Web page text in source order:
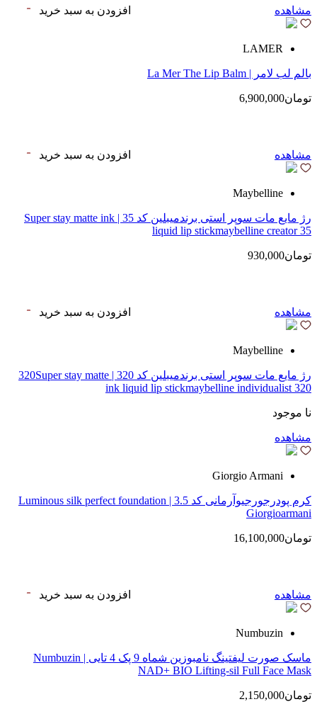
مشاهده افزودن به سبد خرید
LAMER
بالم لب لامر | La Mer The Lip Balm
تومان6,900,000
مشاهده افزودن به سبد خرید
Maybelline
رژ مایع مات سوپر استی‌ برندمیبلین کد 35 | Super stay matte ink
liquid lip stickmaybelline creator 35
تومان930,000
مشاهده افزودن به سبد خرید
Maybelline
رژ مایع مات سوپر استی‌ برندمیبلین کد 320 | 320Super stay matte
ink liquid lip stickmaybelline individualist 320
نا موجود
مشاهده
Giorgio Armani
کرم پودرجورجیوآرمانی کد 3.5 | Luminous silk perfect foundation
Giorgioarmani
تومان16,100,000
مشاهده افزودن به سبد خرید
Numbuzin
ماسک صورت لیفتینگ نامبوزین شماه 9 پک 4 تایی | Numbuzin
NAD+ BIO Lifting-sil Full Face Mask
تومان2,150,000